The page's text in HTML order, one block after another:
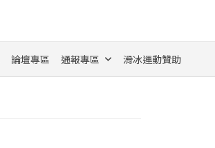
論壇專區 通報專區 滑冰運動贊助